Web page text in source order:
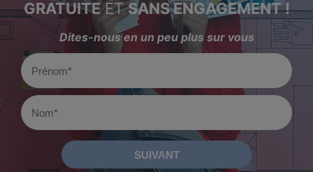
GRATUITEETSANS ENGAGEMENT !
Dites-nous en un peu plus sur vous